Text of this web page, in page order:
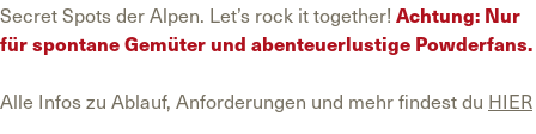
Secret Spots der Alpen. Let’s rock it together! Achtung: Nur
für spontane Gemüter und abenteuerlustige Powderfans.
Alle Infos zu Ablauf, Anforderungen und mehr findest du HIER